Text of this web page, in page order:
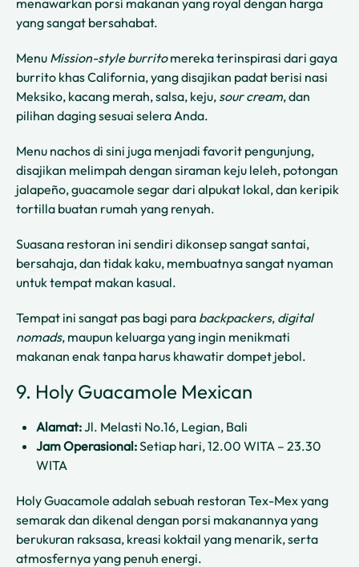
yang sangat bersahabat.
Menu Mission-style burritomereka terinspirasi dari gaya
burrito khas California, yang disajikan padat berisi nasi
Meksiko, kacang merah, salsa, keju, sour cream, dan
pilihan daging sesuai selera Anda.
Menu nachos di sini juga menjadi favorit pengunjung,
disajikan melimpah dengan siraman keju leleh, potongan
jalapeño, guacamole segar dari alpukat lokal, dan keripik
tortilla buatan rumah yang renyah.
Suasana restoran ini sendiri dikonsep sangat santai,
bersahaja, dan tidak kaku, membuatnya sangat nyaman
untuk tempat makan kasual.
Tempat ini sangat pas bagi para backpackers, digital
nomads, maupun keluarga yang ingin menikmati
makanan enak tanpa harus khawatir dompet jebol.
9. Holy Guacamole Mexican
Alamat:Jl. Melasti No.16, Legian, Bali
Jam Operasional:Setiap hari, 12.00 WITA – 23.30
WITA
Holy Guacamole adalah sebuah restoran Tex-Mex yang
semarak dan dikenal dengan porsi makanannya yang
berukuran raksasa, kreasi koktail yang menarik, serta
atmosfernya yang penuh energi.